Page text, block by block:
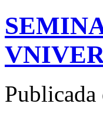
Publicada